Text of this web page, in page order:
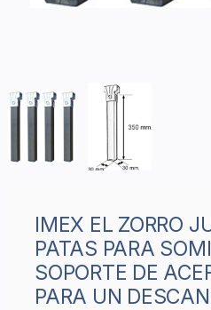
IMEX EL ZORRO JUEGO DE 4
PATAS PARA
SOPORTE DE
PARA UN